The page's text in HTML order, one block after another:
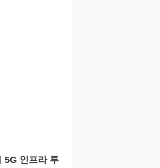
5G 인프라 투